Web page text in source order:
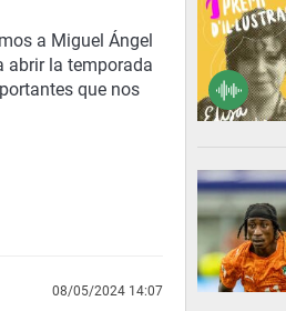
a Miguel Ángel
abrir la temporada
que nos
08/05/2024 14:07